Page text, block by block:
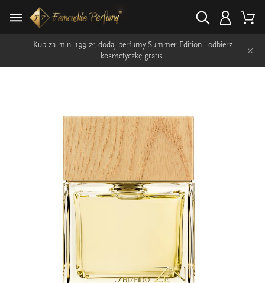
Kup za min. 199 zł, dodaj perfumy Summer Edition i odbierz
kosmetyczkę gratis.
×